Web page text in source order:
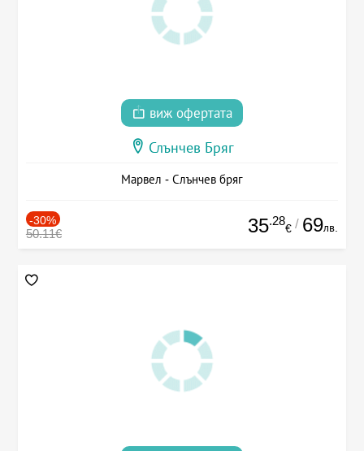
виж офертата
Слънчев Бряг
Марвел - Слънчев бряг
-30%
50.11€ 35.28
€ / 69лв.